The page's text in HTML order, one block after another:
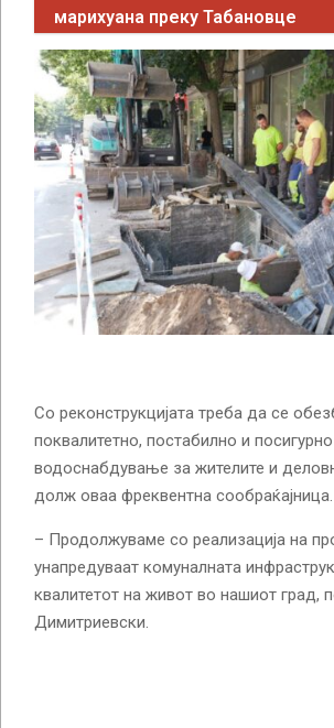
марихуана преку Табановце
Со реконструкцијата треба да се
поквалитетно, постабилно и посигурно
водоснабдување за жителите и
долж оваа фреквентна сообраќајница.
– Продолжуваме со реализација на
унапредуваат комуналната
квалитетот на живот во нашиот град,
Димитриевски.